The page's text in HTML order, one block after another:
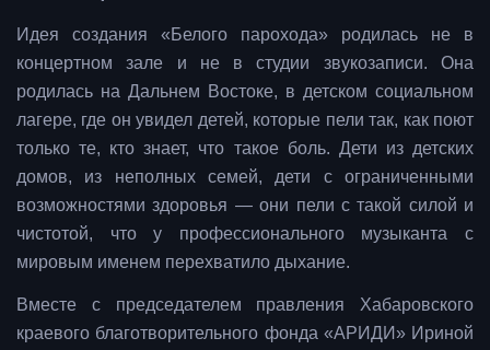
Идея создания «Белого парохода» родилась не в
концертном зале и не в студии звукозаписи. Она
родилась на Дальнем Востоке, в детском социальном
лагере, где он увидел детей, которые пели так, как поют
только те, кто знает, что такое боль. Дети из детских
домов, из неполных семей, дети с ограниченными
возможностями здоровья — они пели с такой силой и
чистотой, что у профессионального музыканта с
мировым именем перехватило дыхание.
Вместе с председателем правления Хабаровского
краевого благотворительного фонда «АРИДИ» Ириной